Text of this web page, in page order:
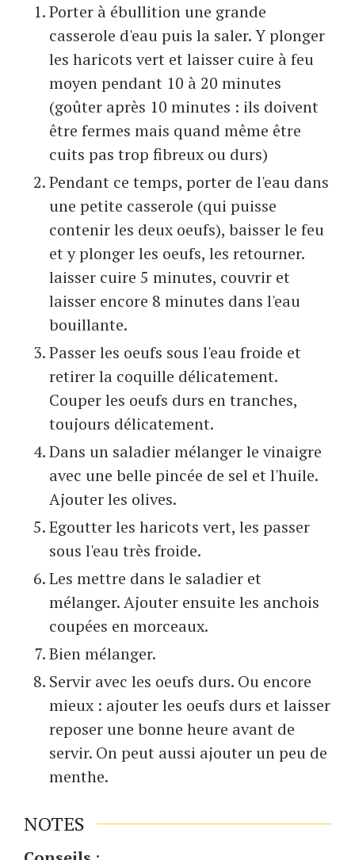
Porter à ébullition une grande
casserole d'eau puis la saler. Y plonger
les haricots vert et laisser cuire à feu
moyen pendant 10 à 20 minutes
(goûter après 10 minutes : ils doivent
être fermes mais quand même être
cuits pas trop fibreux ou durs)
Pendant ce temps, porter de l'eau dans
une petite casserole (qui puisse
contenir les deux oeufs), baisser le feu
et y plonger les oeufs, les retourner.
laisser cuire 5 minutes, couvrir et
laisser encore 8 minutes dans l'eau
bouillante.
Passer les oeufs sous l'eau froide et
retirer la coquille délicatement.
Couper les oeufs durs en tranches,
toujours délicatement.
Dans un saladier mélanger le vinaigre
avec une belle pincée de sel et l'huile.
Ajouter les olives.
Egoutter les haricots vert, les passer
sous l'eau très froide.
Les mettre dans le saladier et
mélanger. Ajouter ensuite les anchois
coupées en morceaux.
Bien mélanger.
Servir avec les oeufs durs. Ou encore
mieux : ajouter les oeufs durs et laisser
reposer une bonne heure avant de
servir. On peut aussi ajouter un peu de
menthe.
NOTES